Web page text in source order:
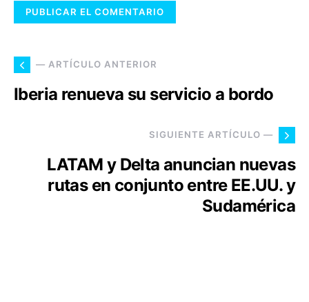
— ARTÍCULO ANTERIOR
Iberia renueva su servicio a bordo
SIGUIENTE ARTÍCULO —
LATAM y Delta anuncian nuevas
rutas en conjunto entre EE.UU. y
Sudamérica